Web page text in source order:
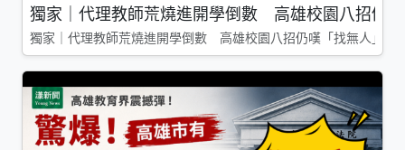
獨家｜代理教師荒燒進開學倒數 高雄校園八招仍
獨家｜代理教師荒燒進開學倒數 高雄校園八招仍嘆「找無人」